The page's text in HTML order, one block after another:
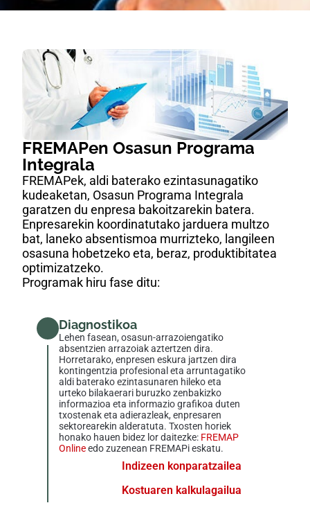
FREMAPen Osasun Programa
Integrala
FREMAPek, aldi baterako ezintasunagatiko
kudeaketan, Osasun Programa Integrala
garatzen du enpresa bakoitzarekin batera.
Enpresarekin koordinatutako jarduera multzo
bat, laneko absentismoa murrizteko, langileen
osasuna hobetzeko eta, beraz, produktibitatea
optimizatzeko.
Programak hiru fase ditu:
Diagnostikoa
Lehen fasean, osasun-arrazoiengatiko
absentzien arrazoiak aztertzen dira.
Horretarako, enpresen eskura jartzen dira
kontingentzia profesional eta arruntagatiko
aldi baterako ezintasunaren hileko eta
urteko bilakaerari buruzko zenbakizko
informazioa eta informazio grafikoa duten
txostenak eta adierazleak, enpresaren
sektorearekin alderatuta. Txosten horiek
honako hauen bidez lor daitezke: FREMAP
Onlineedo zuzenean FREMAPi eskatu.
Indizeen konparatzailea
Kostuaren kalkulagailua